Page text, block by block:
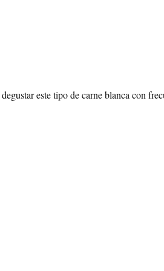
este tipo de carne blanca con